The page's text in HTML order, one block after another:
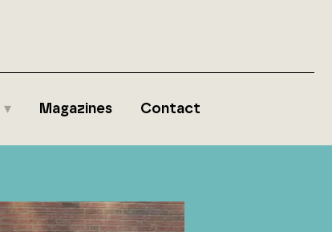
Magazines Contact